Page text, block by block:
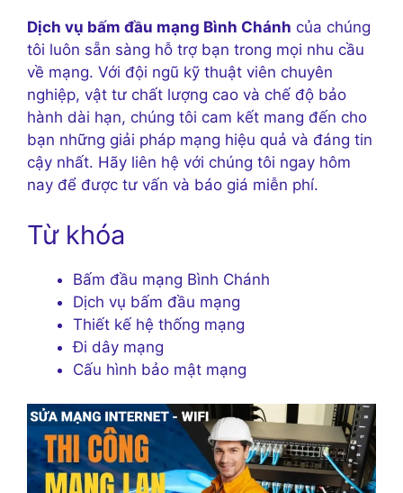
Dịch vụ bấm đầu mạng Bình Chánh của chúng
tôi luôn sẵn sàng hỗ trợ bạn trong mọi nhu cầu
về mạng. Với đội ngũ kỹ thuật viên chuyên
nghiệp, vật tư chất lượng cao và chế độ bảo
hành dài hạn, chúng tôi cam kết mang đến cho
bạn những giải pháp mạng hiệu quả và đáng tin
cậy nhất. Hãy liên hệ với chúng tôi ngay hôm
nay để được tư vấn và báo giá miễn phí.
Từ khóa
Bấm đầu mạng Bình Chánh
Dịch vụ bấm đầu mạng
Thiết kế hệ thống mạng
Đi dây mạng
Cấu hình bảo mật mạng